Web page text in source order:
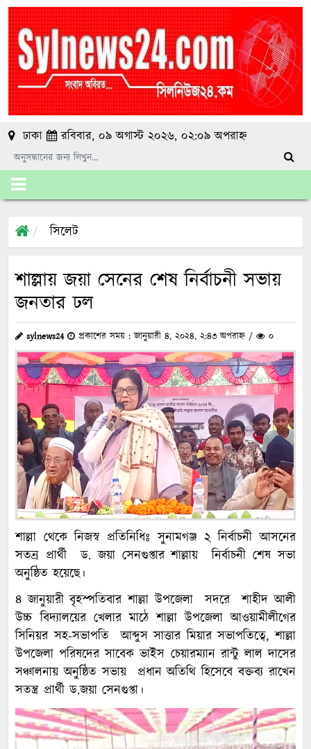
ঢাকা রবিবার, ০৯ অগাস্ট ২০২৬, ০২:০৯ অপরাহ্ন
সিলেট
শাল্লায় জয়া সেনের শেষ নির্বাচনী সভায়
জনতার ঢল
sylnews24 প্রকাশের সময় : জানুয়ারী ৪, ২০২৪, ২:৪৩ অপরাহ্ন / ০
শাল্লা থেকে নিজস্ব প্রতিনিধিঃ সুনামগঞ্জ ২ নির্বাচনী আসনের
সতন্র প্রার্থী ড. জয়া সেনগুপ্তার শাল্লায় নির্বাচনী শেষ সভা
অনুষ্ঠিত হয়েছে।
৪ জানুয়ারী বৃহস্পতিবার শাল্লা উপজেলা সদরে শাহীদ আলী
উচ্চ বিদ্যালয়ের খেলার মাঠে শাল্লা উপজেলা আওয়ামীলীগের
সিনিয়র সহ-সভাপতি আব্দুস সাত্তার মিয়ার সভাপতিত্বে, শাল্লা
উপজেলা পরিষদের সাবেক ভাইস চেয়ারম্যান রান্টু লাল দাসের
সঞ্চালনায় অনুষ্ঠিত সভায় প্রধান অতিথি হিসেবে বক্তব্য রাখেন
সতন্ত্র প্রার্থী ড.জয়া সেনগুপ্তা।